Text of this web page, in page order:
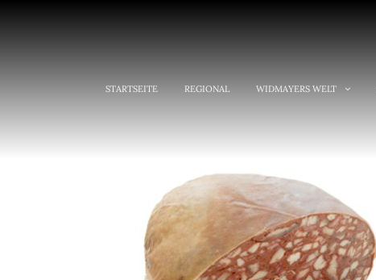
STARTSEITE REGIONAL WIDMAYERS WELT